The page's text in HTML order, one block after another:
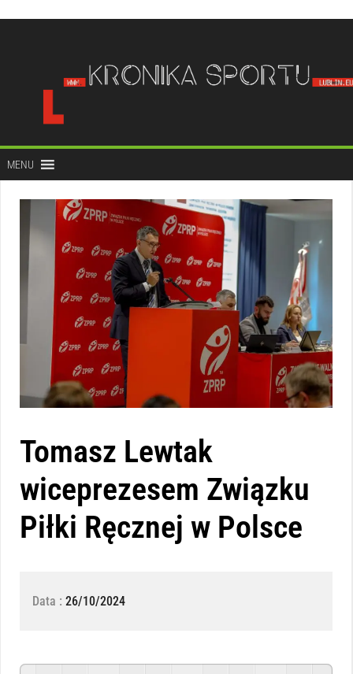
treści
MENU
Tomasz Lewtak
wiceprezesem Związku
Piłki Ręcznej w Polsce
Data : 26/10/2024